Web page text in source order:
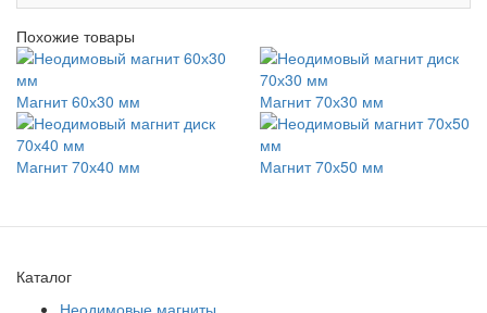
Похожие товары
Магнит 60х30 мм Магнит 70х30 мм
Магнит 70х40 мм Магнит 70х50 мм
Каталог
Неодимовые магниты